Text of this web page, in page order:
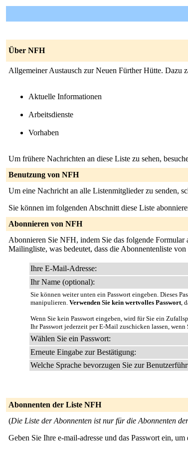
Über NFH
Allgemeiner Austausch zur Neuen Fürther Hütte. Dazu
Aktuelle Informationen
Arbeitsdienste
Vorhaben
Um frühere Nachrichten an diese Liste zu sehen,
Benutzung von NFH
Um eine Nachricht an alle Listenmitglieder zu senden,
Sie können im folgenden Abschnitt diese Liste
Abonnieren von NFH
Abonnieren Sie NFH, indem Sie das folgende
Mailingliste, was bedeutet, dass die Abonnentenliste
Ihre E-Mail-Adresse:
Ihr Name (optional):
Sie können weiter unten ein Passwort eingeben. Dieses
manipulieren. Verwenden Sie kein wertvolles Passwort,
Wenn Sie kein Passwort eingeben, wird für Sie ein
Ihr Passwort jederzeit per E-Mail zuschicken lassen,
Wählen Sie ein Passwort:
Erneute Eingabe zur Bestätigung:
Welche Sprache bevorzugen Sie zur
Abonnenten der Liste NFH
(Die Liste der Abonnenten ist nur für die Abonnenten
Geben Sie Ihre e-mail-adresse und das Passwort ein,